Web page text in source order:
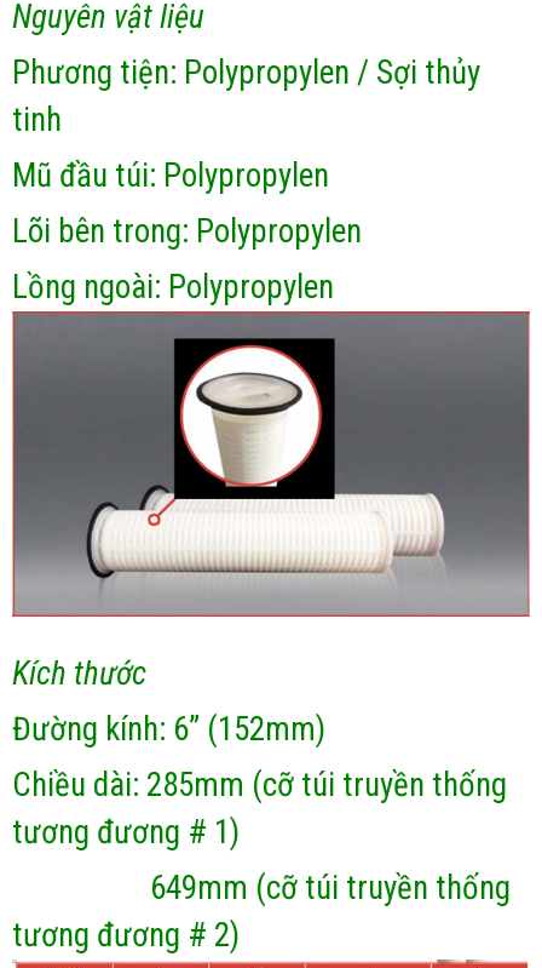
Nguyên vật liệu
Phương tiện: Polypropylen / Sợi thủy
tinh
Mũ đầu túi: Polypropylen
Lõi bên trong: Polypropylen
Lồng ngoài: Polypropylen
Kích thước
Đường kính: 6” (152mm)
Chiều dài: 285mm (cỡ túi truyền thống
tương đương # 1)
649mm (cỡ túi truyền thống
tương đương # 2)